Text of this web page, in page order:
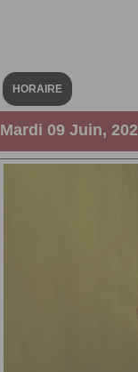
HORAIRE
Mardi 09 Juin,